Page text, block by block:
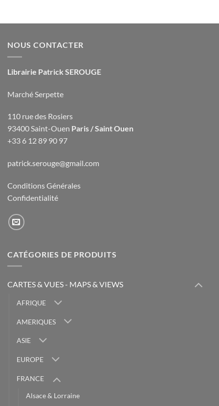
NOUS CONTACTER
Librairie Patrick SEROUGE
Marché Serpette
110 rue des Rosiers
93400 Saint-Ouen Paris / Saint Ouen
+33 6 12 89 90 97
patrick.serouge@gmail.com
Conditions Générales
Confidentialité
CATÉGORIES DE PRODUITS
CARTES & VUES - MAPS & VIEWS
AFRIQUE
AMERIQUES
ASIE
EUROPE
FRANCE
Alsace & Lorraine